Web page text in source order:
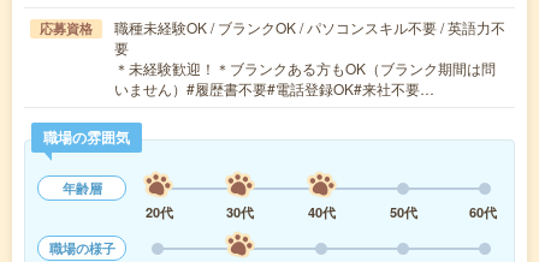
応募資格
職種未経験OK / ブランクOK / パソコンスキル不要 / 英語力不
要
＊未経験歓迎！＊ブランクある方もOK（ブランク期間は問
いません）#履歴書不要#電話登録OK#来社不要…
職場の雰囲気
年齢層
20代
30代 40代 50代
60代
職場の様子